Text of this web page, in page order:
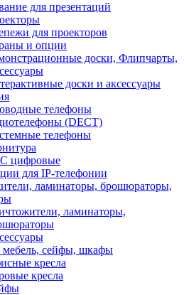
для презентаций
для проекторов
и опции
доски, Флипчарты,
доски и аксессуары
телефоны
(DECT)
телефоны
цифровые
для IP-телефонии
ламинаторы, брошюраторы,
ламинаторы,
сейфы, шкафы
кресла
кресла